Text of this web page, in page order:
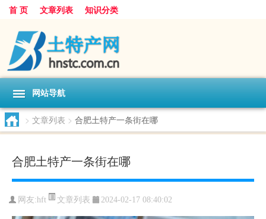
首 页 文章列表 知识分类
网站导航
> 文章列表 > 合肥土特产一条街在哪
合肥土特产一条街在哪
网友:hft 文章列表 2024-02-17 08:40:02